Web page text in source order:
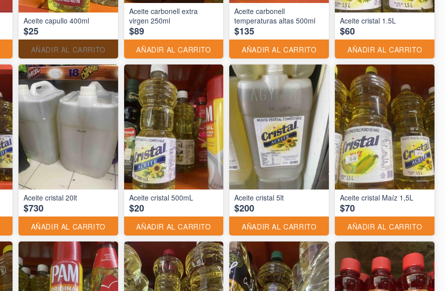
Aceite capullo 400ml
$25
AÑADIR AL CARRITO
Aceite carbonell extra
virgen 250ml
$89
AÑADIR AL CARRITO
Aceite carbonell
temperaturas altas 500ml
$135
AÑADIR AL CARRITO
Aceite cristal 1.5L
$60
AÑADIR AL CARRITO
Aceite cristal 20lt
$730
AÑADIR AL CARRITO
Aceite cristal 500mL
$20
AÑADIR AL CARRITO
Aceite cristal 5lt
$200
AÑADIR AL CARRITO
Aceite cristal Maíz 1,5L
$70
AÑADIR AL CARRITO